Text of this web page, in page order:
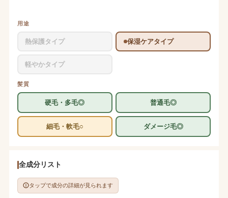
用途
熱保護タイプ 保湿ケアタイプ
軽やかタイプ
髪質
硬毛・多毛◎ 普通毛◎
細毛・軟毛○ ダメージ毛◎
全成分リスト
タップで成分の詳細が見られます